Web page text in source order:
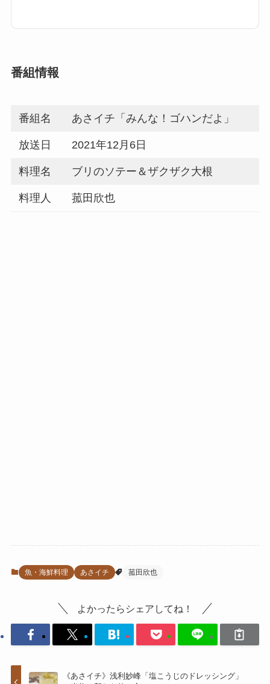
番組情報
番組名 あさイチ「みんな！ゴハンだよ」
放送日 2021年12月6日
料理名 ブリのソテー＆ザクザク大根
料理人 菰田欣也
魚・海鮮料理 あさイチ 菰田欣也
よかったらシェアしてね！
《あさイチ》浅利妙峰「塩こうじのドレッシング」